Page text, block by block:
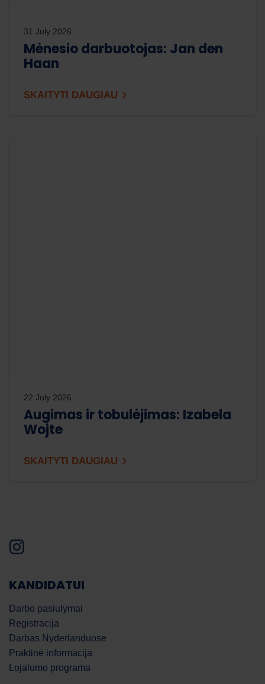
31 July 2026
Mėnesio darbuotojas: Jan den
Haan
SKAITYTI DAUGIAU
22 July 2026
Augimas ir tobulėjimas: Izabela
Wojte
SKAITYTI DAUGIAU
KANDIDATUI
Darbo pasiulymai
Registracija
Darbas Nyderlanduose
Praktinė informacija
Lojalumo programa